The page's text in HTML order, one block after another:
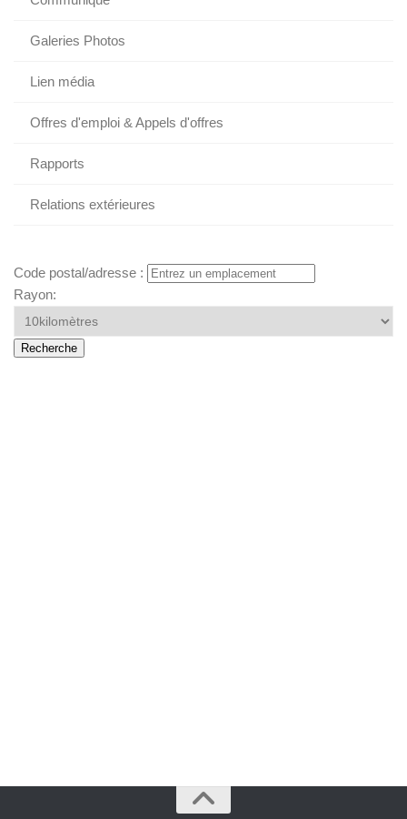
Galeries Photos
Lien média
Offres d'emploi & Appels d'offres
Rapports
Relations extérieures
Code postal/adresse :
Rayon: